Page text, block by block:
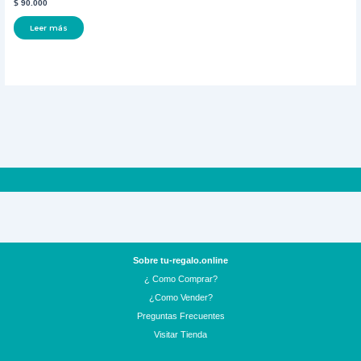
$90.000
Leer más
Sobre tu-regalo.online
¿ Como Comprar?
¿Como Vender?
Preguntas Frecuentes
Visitar Tienda